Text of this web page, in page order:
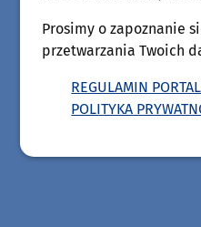
Prosimy o zapoznanie
przetwarzania Twoich
REGULAMIN
POLITYKA